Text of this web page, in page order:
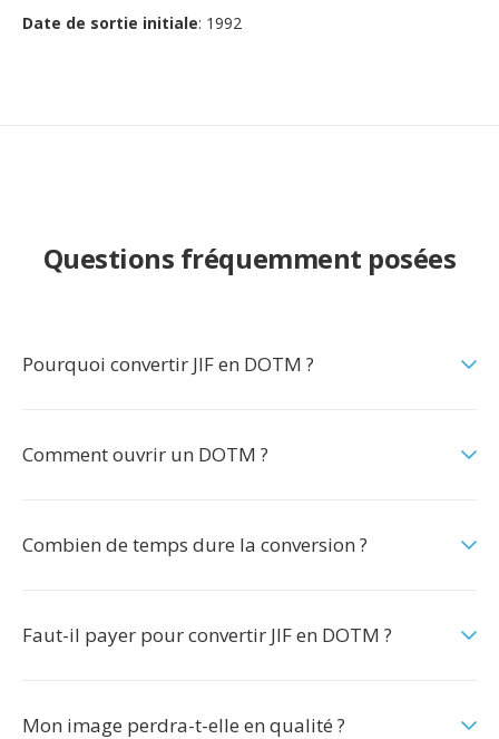
Date de sortie initiale: 1992
Questions fréquemment posées
Pourquoi convertir JIF en DOTM ?
Comment ouvrir un DOTM ?
Combien de temps dure la conversion ?
Faut-il payer pour convertir JIF en DOTM ?
Mon image perdra-t-elle en qualité ?